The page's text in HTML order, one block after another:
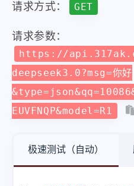
请求方式： GET
请求参数：
https://
deepseek3.0?msg=你好
EUVFNQP&model=R1
极速测试（自动）